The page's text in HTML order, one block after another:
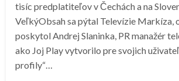
tisíc predplatiteľov v Čechách a na
VeľkýObsah sa pýtal Televízie Markíza,
poskytol Andrej Slaninka, PR manažér
ako Joj Play vytvorilo pre svojich
profily“…